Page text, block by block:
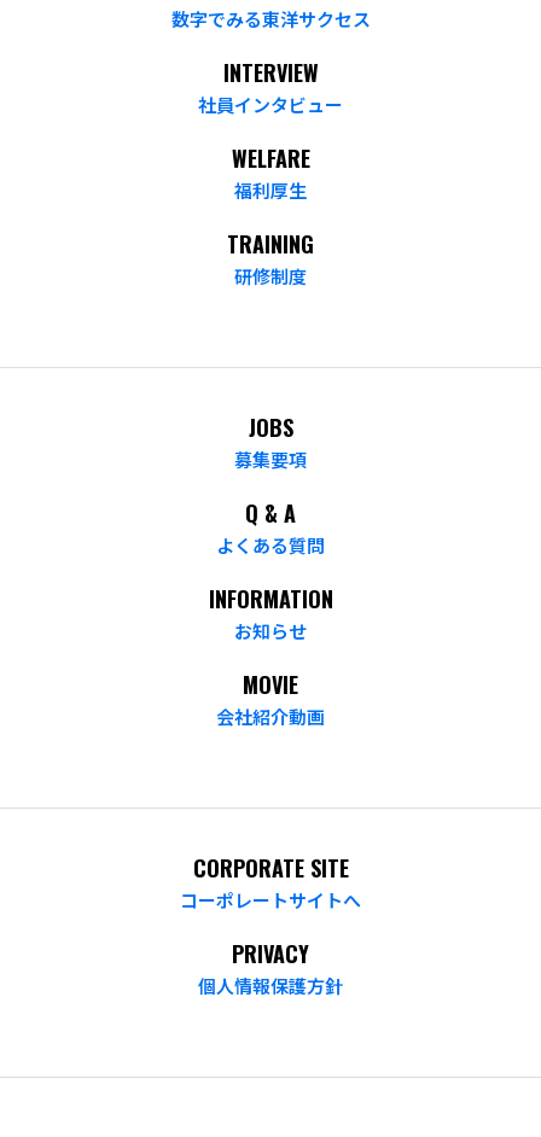
数字でみる東洋サクセス
INTERVIEW
社員インタビュー
WELFARE
福利厚生
TRAINING
研修制度
JOBS
募集要項
Q & A
よくある質問
INFORMATION
お知らせ
MOVIE
会社紹介動画
CORPORATE SITE
コーポレートサイトへ
PRIVACY
個人情報保護方針